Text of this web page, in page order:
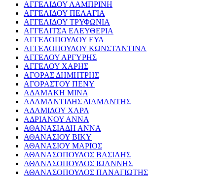
ΑΓΓΕΛΙΔΟΥ ΛΑΜΠΡΙΝΗ
ΑΓΓΕΛΙΔΟΥ ΠΕΛΑΓΙΑ
ΑΓΓΕΛΙΔΟΥ ΤΡΥΦΩΝΙΑ
ΑΓΓΕΛΙΤΣΑ ΕΛΕΥΘΕΡΙΑ
ΑΓΓΕΛΟΠΟΥΛΟΥ ΕΥΑ
ΑΓΓΕΛΟΠΟΥΛΟΥ ΚΩΝΣΤΑΝΤΙΝΑ
ΑΓΓΕΛΟΥ ΑΡΓΥΡΗΣ
ΑΓΓΕΛΟΥ ΧΑΡΗΣ
ΑΓΟΡΑΣ ΔΗΜΗΤΡΗΣ
ΑΓΟΡΑΣΤΟΥ ΠΕΝΥ
ΑΔΑΜΑΚΗ ΜΙΝΑ
ΑΔΑΜΑΝΤΙΔΗΣ ΔΙΑΜΑΝΤΗΣ
ΑΔΑΜΙΔΟΥ ΧΑΡΑ
ΑΔΡΙΑΝΟΥ ΑΝΝΑ
ΑΘΑΝΑΣΙΑΔΗ ΑΝΝΑ
ΑΘΑΝΑΣΙΟΥ ΒΙΚΥ
ΑΘΑΝΑΣΙΟΥ ΜΑΡΙΟΣ
ΑΘΑΝΑΣΟΠΟΥΛΟΣ ΒΑΣΙΛΗΣ
ΑΘΑΝΑΣΟΠΟΥΛΟΣ ΙΩΑΝΝΗΣ
ΑΘΑΝΑΣΟΠΟΥΛΟΣ ΠΑΝΑΓΙΩΤΗΣ